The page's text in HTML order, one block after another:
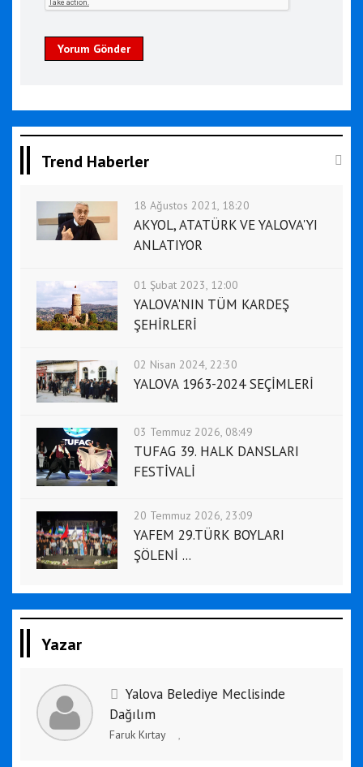
Yorum Gönder
Trend Haberler
18 Ağustos 2021, 18:20
AKYOL, ATATÜRK VE YALOVA'YI
ANLATIYOR
01 Şubat 2023, 12:00
YALOVA'NIN TÜM KARDEŞ
ŞEHİRLERİ
02 Nisan 2024, 22:30
YALOVA 1963-2024 SEÇİMLERİ
03 Temmuz 2026, 08:49
TUFAG 39. HALK DANSLARI
FESTİVALİ
20 Temmuz 2026, 23:09
YAFEM 29.TÜRK BOYLARI
ŞÖLENİ ...
Yazar
Yalova Belediye Meclisinde
Dağılım
Faruk Kırtay ,